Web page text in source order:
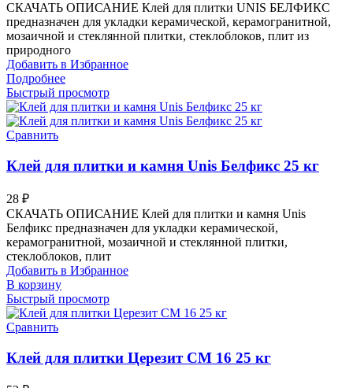
СКАЧАТЬ ОПИСАНИЕ Клей для плитки UNIS БЕЛФИКС
предназначен для укладки керамической, керамогранитной,
мозаичной и стеклянной плитки, стеклоблоков, плит из
природного
Добавить в Избранное
Подробнее
Быстрый просмотр
Сравнить
Клей для плитки и камня Unis Белфикс 25 кг
28 ₽
СКАЧАТЬ ОПИСАНИЕ Клей для плитки и камня Unis
Белфикс предназначен для укладки керамической,
керамогранитной, мозаичной и стеклянной плитки,
стеклоблоков, плит
Добавить в Избранное
В корзину
Быстрый просмотр
Сравнить
Клей для плитки Церезит CM 16 25 кг